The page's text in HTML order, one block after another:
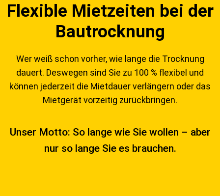
Flexible Mietzeiten bei der
Bautrocknung
Wer weiß schon vorher, wie lange die Trocknung
dauert. Deswegen sind Sie zu 100 % flexibel und
können jederzeit die Mietdauer verlängern oder das
Mietgerät vorzeitig zurückbringen.
Unser Motto: So lange wie Sie wollen – aber
nur so lange Sie es brauchen.